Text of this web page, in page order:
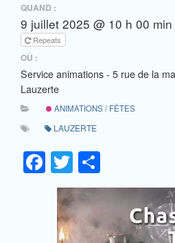
QUAND :
9 juillet 2025 @ 10 h 00
Repeats
OÙ :
Service animations - 5 rue de la
Lauzerte
ANIMATIONS / FÊTES
LAUZERTE
Facebook
Twitter